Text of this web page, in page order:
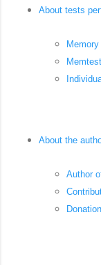
About tests
About the
Author